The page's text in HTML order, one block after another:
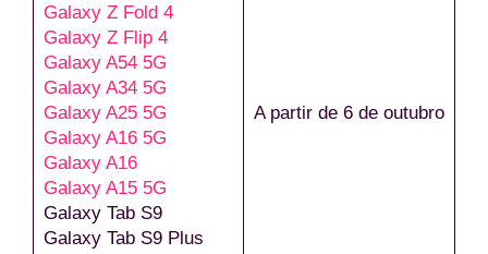
Galaxy Z Fold 4
Galaxy Z Flip 4
Galaxy A54 5G
Galaxy A34 5G
Galaxy A25 5G
Galaxy A16 5G
Galaxy A16
Galaxy A15 5G
Galaxy Tab S9
Galaxy Tab S9 Plus
A partir de 6 de outubro